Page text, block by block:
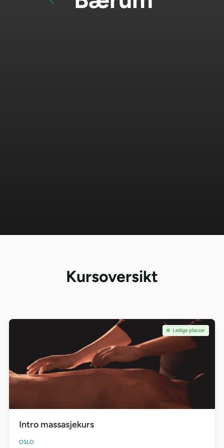
Kursoversikt
Se kurs: Intro massasjekurs Ledige plasser
Intro massasjekurs
OSLO